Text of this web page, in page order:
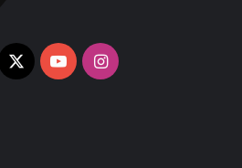
X YouTubeInstagram